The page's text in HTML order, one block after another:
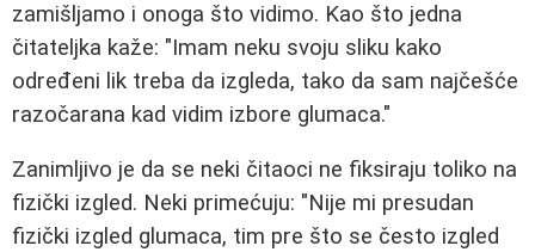
zamišljamo i onoga što vidimo. Kao što jedna
čitateljka kaže: "Imam neku svoju sliku kako
određeni lik treba da izgleda, tako da sam najčešće
razočarana kad vidim izbore glumaca."
Zanimljivo je da se neki čitaoci ne fiksiraju toliko na
fizički izgled. Neki primećuju: "Nije mi presudan
fizički izgled glumaca, tim pre što se često izgled